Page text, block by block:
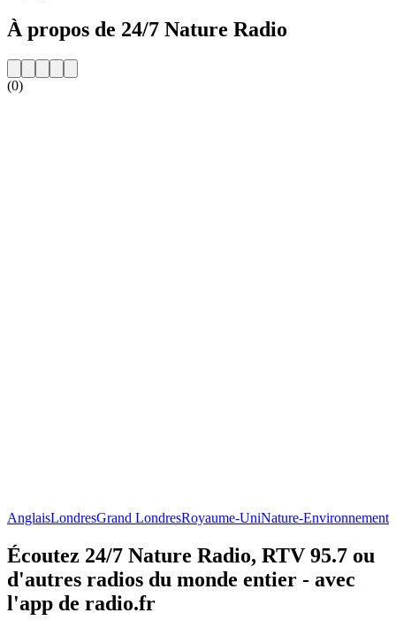
À propos de 24/7 Nature Radio
(0)
AnglaisLondresGrand LondresRoyaume-UniNature-Environnement
Écoutez 24/7 Nature Radio, RTV 95.7 ou
d'autres radios du monde entier - avec
l'app de radio.fr